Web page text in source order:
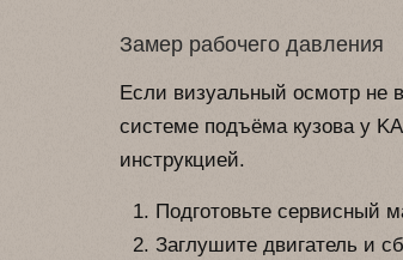
Замер рабочего давления
Если визуальный осмотр не
системе подъёма кузова у
инструкцией.
Подготовьте сервисный
Заглушите двигатель и